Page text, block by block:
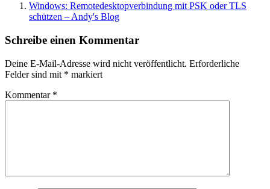
Windows: Remotedesktopverbindung mit PSK oder TLS
schützen – Andy's Blog
Schreibe einen Kommentar
Deine E-Mail-Adresse wird nicht veröffentlicht. Erforderliche
Felder sind mit * markiert
Kommentar *